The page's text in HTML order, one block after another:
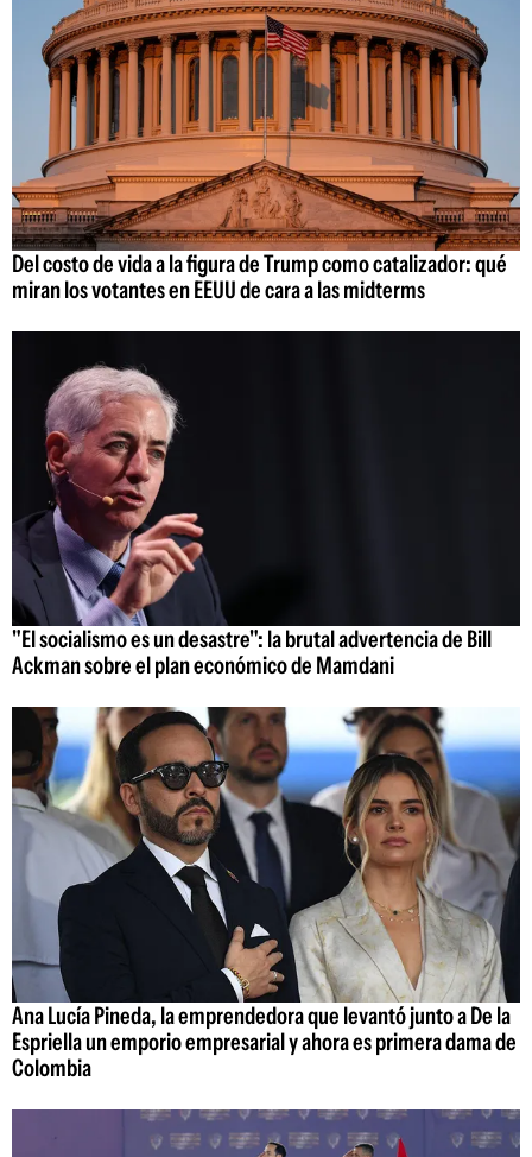
Del costo de vida a la figura de Trump como catalizador: qué
miran los votantes en EEUU de cara a las midterms
"El socialismo es un desastre": la brutal advertencia de Bill
Ackman sobre el plan económico de Mamdani
Ana Lucía Pineda, la emprendedora que levantó junto a De la
Espriella un emporio empresarial y ahora es primera dama de
Colombia